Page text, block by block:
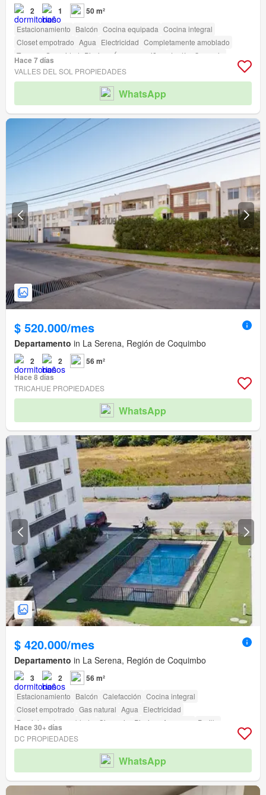
2 1 50 m²
Estacionamiento Balcón Cocina equipada Cocina integral
Closet empotrado Agua Electricidad Completamente amoblado
Terraza
Seguridad Piscina Área para niños Jardín
Conserje
Caseta de vigilancia
Hace 7 días
VALLES DEL SOL PROPIEDADES
WhatsApp
$ 520.000/mes
Departamento in La Serena, Región de Coquimbo
2 2
56 m²
Hace 8 días
TRICAHUE PROPIEDADES
WhatsApp
$ 420.000/mes
Departamento in La Serena, Región de Coquimbo
3 2 56 m²
Estacionamiento Balcón Calefacción Cocina integral
Closet empotrado Gas natural Agua Electricidad
Parcialmente amoblado
Gimnasio Piscina Ascensor Parilla
Hace 30+ días
DC PROPIEDADES
WhatsApp